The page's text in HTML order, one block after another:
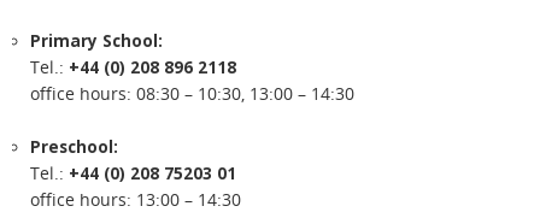
Primary School:
Tel.: +44 (0) 208 896 2118
office hours: 08:30 – 10:30, 13:00 – 14:30
Preschool:
Tel.: +44 (0) 208 75203 01
office hours: 13:00 – 14:30